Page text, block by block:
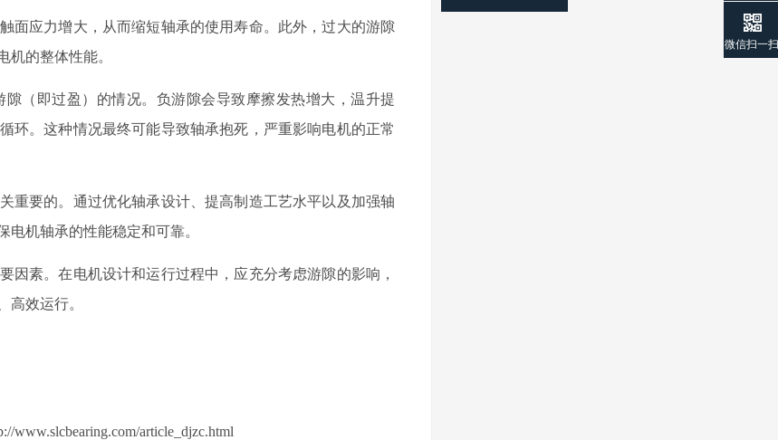
面应力增大，从而缩短轴承的使用寿命。此外，过大的游隙
机的整体性能。
（即过盈）的情况。负游隙会导致摩擦发热增大，温升提
环。这种情况最终可能导致轴承抱死，严重影响电机的正常
重要的。通过优化轴承设计、提高制造工艺水平以及加强轴
机轴承的性能稳定和可靠。
因素。在电机设计和运行过程中，应充分考虑游隙的影响，
高效运行。
article_djzc.html
微信扫一扫